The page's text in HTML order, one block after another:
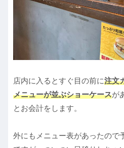
店内に入るとすぐ目の前に注文
メニューが並ぶショーケースが
とお会計をします。
外にもメニュー表があったので